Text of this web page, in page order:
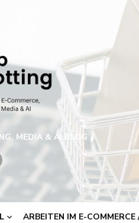
MEDIA & AI BLOG
ARBEITEN IM E-